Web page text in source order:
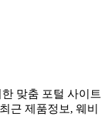
맞춤 포털 사이트
근 제품정보, 웨비